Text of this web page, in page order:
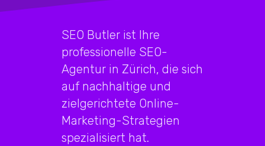
SEO Butler ist Ihre
professionelle SEO-
Agentur in Zürich, die sich
auf nachhaltige und
zielgerichtete Online-
Marketing-Strategien
spezialisiert hat.